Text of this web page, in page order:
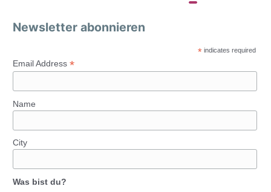
Newsletter abonnieren
* indicates required
Email Address *
Name
City
Was bist du?